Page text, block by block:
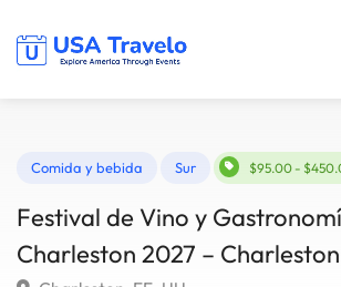
Comida y bebida $95.00 -
Festival de Vino y
Charleston 2027 –